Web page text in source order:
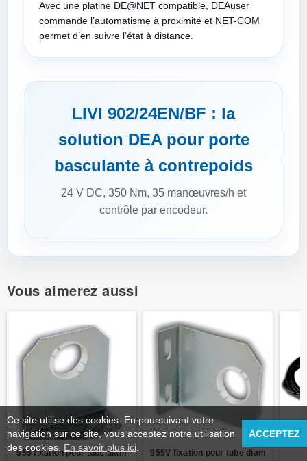
Avec une platine DE@NET compatible, DEAuser
commande l’automatisme à proximité et NET-COM
permet d’en suivre l’état à distance.
LIVI 902/24EN/BF : la
solution DEA pour porte
basculante à contrepoids
24 V DC, 350 Nm, 35 manœuvres/h et
contrôle par encodeur.
Vous aimerez aussi
955 fixation pour tube diam 955V fixation pour tube diam
Ce site utilise des cookies. En poursuivant votre
navigation sur ce site, vous acceptez notre utilisation
des cookies. En savoir plus ici
ACCEPTEZ